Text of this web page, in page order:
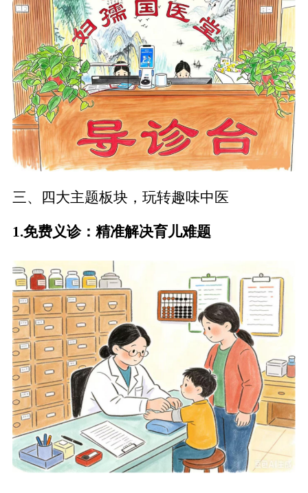
三、四大主题板块，玩转趣味中医
1.免费义诊： 精准解决育儿难题